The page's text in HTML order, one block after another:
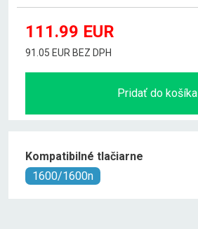
111.99 EUR
91.05 EUR BEZ DPH
Pridať do košíka
Kompatibilné tlačiarne
1600/1600n